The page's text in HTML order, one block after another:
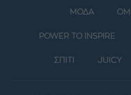
ΜΟΔΑ
POWER TO INSPIRE
ΣΠΙΤΙ JUICY